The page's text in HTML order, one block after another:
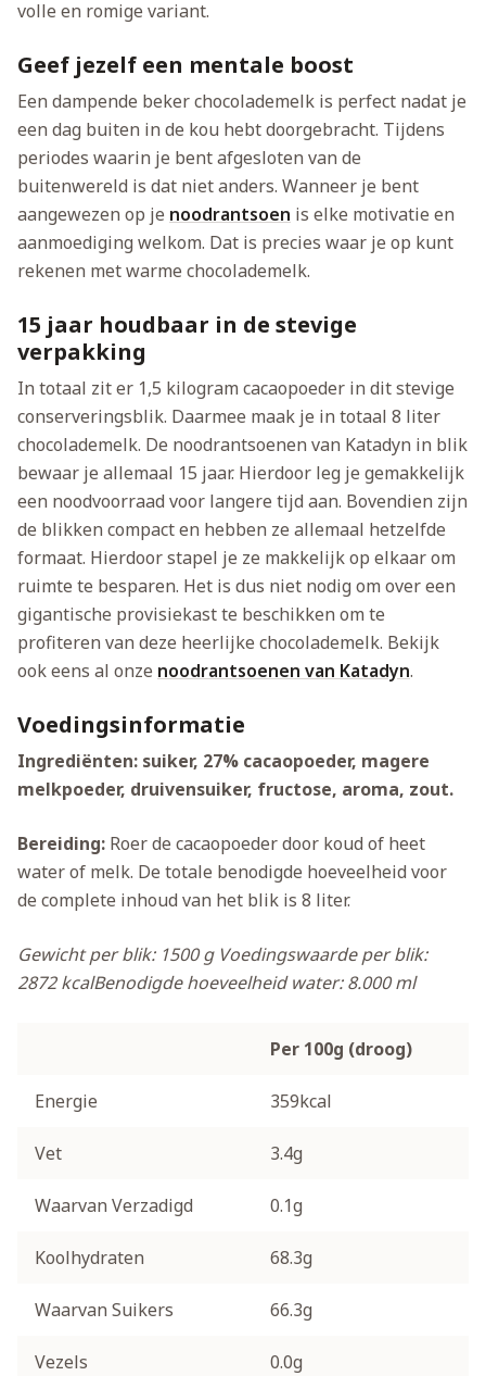
volle en romige variant.
Geef jezelf een mentale boost
Een dampende beker chocolademelk is perfect nadat je
een dag buiten in de kou hebt doorgebracht. Tijdens
periodes waarin je bent afgesloten van de
buitenwereld is dat niet anders. Wanneer je bent
aangewezen op je noodrantsoen is elke motivatie en
aanmoediging welkom. Dat is precies waar je op kunt
rekenen met warme chocolademelk.
15 jaar houdbaar in de stevige
verpakking
In totaal zit er 1,5 kilogram cacaopoeder in dit stevige
conserveringsblik. Daarmee maak je in totaal 8 liter
chocolademelk. De noodrantsoenen van Katadyn in blik
bewaar je allemaal 15 jaar. Hierdoor leg je gemakkelijk
een noodvoorraad voor langere tijd aan. Bovendien zijn
de blikken compact en hebben ze allemaal hetzelfde
formaat. Hierdoor stapel je ze makkelijk op elkaar om
ruimte te besparen. Het is dus niet nodig om over een
gigantische provisiekast te beschikken om te
profiteren van deze heerlijke chocolademelk. Bekijk
ook eens al onze noodrantsoenen van Katadyn.
Voedingsinformatie
Ingrediënten: suiker, 27% cacaopoeder, magere
melkpoeder, druivensuiker, fructose, aroma, zout.
Bereiding: Roer de cacaopoeder door koud of heet
water of melk. De totale benodigde hoeveelheid voor
de complete inhoud van het blik is 8 liter.
Gewicht per blik: 1500 gVoedingswaarde per blik:
2872 kcalBenodigde hoeveelheid water: 8.000 ml
Per 100g (droog)
Energie 359kcal
Vet 3.4g
Waarvan Verzadigd 0.1g
Koolhydraten 68.3g
Waarvan Suikers 66.3g
Vezels 0.0g